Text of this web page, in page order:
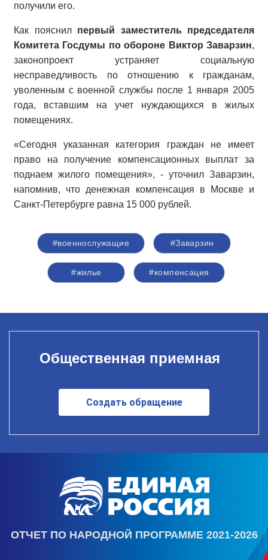
получили его.
Как пояснил первый заместитель председателя
Комитета Госдумы по обороне Виктор Заварзин,
законопроект устраняет социальную
несправедливость по отношению к гражданам,
уволенным с военной службы после 1 января 2005
года, вставшим на учет нуждающихся в жилых
помещениях.
«Сегодня указанная категория граждан не имеет
право на получение компенсационных выплат за
поднаем жилого помещения», - уточнил Заварзин,
напомнив, что денежная компенсация в Москве и
Санкт-Петербурге равна 15 000 рублей.
#военнослужащие #Заварзин
#жилье #компенсация
Общественная приемная
Создать обращение
ОТЧЕТ ПО НАРОДНОЙ ПРОГРАММЕ 2021-2026